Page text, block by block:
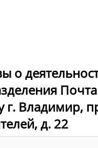
о
г. Владимир,
д. 22